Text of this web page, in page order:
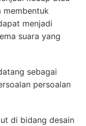
membentuk
menjadi
suara yang
sebagai
persoalan
di bidang desain